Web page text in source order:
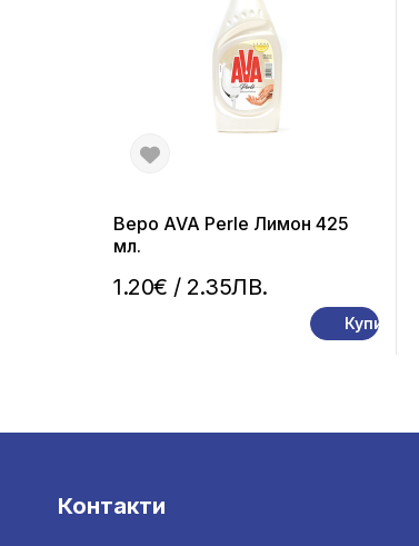
1.20€ / 2.35ЛВ.
Веро AVA Perle Лимон 425
мл.
Купи
Контакти